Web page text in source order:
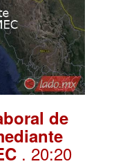
de
. 20:20